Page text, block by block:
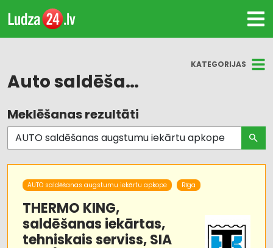
KATEGORIJAS
Auto saldēšanas augstumu iekārtu apkope
Visas nozares
Auto kondicionēšanas sistēmas,
Auto rezerves daļu tirdzniecība
Autotransports
Dzinēji, motori, to remonts
Meklēšanas rezultāti
AUTO saldēšanas augstumu iekārtu apkope Rīga
THERMO KING,
saldēšanas iekārtas,
tehniskais serviss, SIA